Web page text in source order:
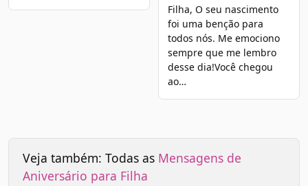
Filha, O seu nascimento
foi uma benção para
todos nós. Me emociono
sempre que me lembro
desse dia!Você chegou
ao…
Veja também: Todas as Mensagens de
Aniversário para Filha